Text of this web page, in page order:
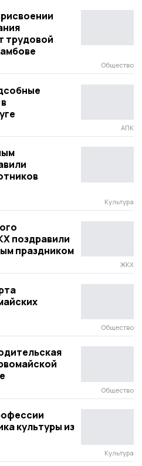
трудовой
Общество
АПК
Культура
поздравили
праздником
ЖКХ
Общество
Общество
культуры из
Культура